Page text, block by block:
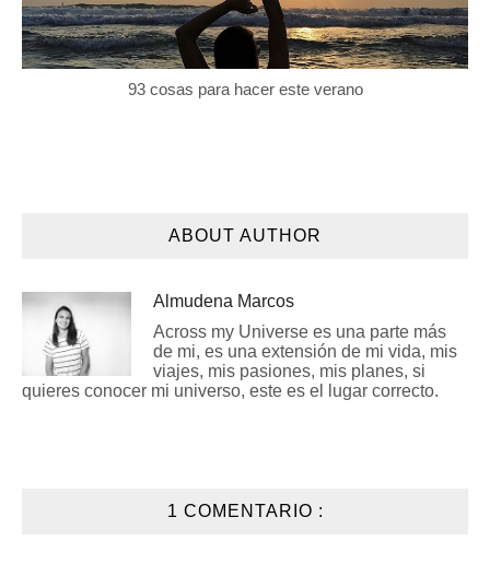
93 cosas para hacer este verano
ABOUT AUTHOR
Almudena Marcos
Across my Universe es una parte más
de mi, es una extensión de mi vida, mis
viajes, mis pasiones, mis planes, si
quieres conocer mi universo, este es el lugar correcto.
1 COMENTARIO :